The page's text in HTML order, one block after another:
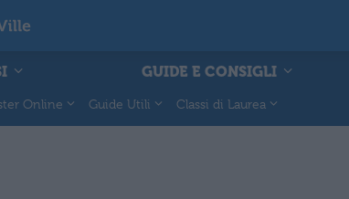
GUIDE E CONSIGLI
Online Guide Utili Classi di Laurea